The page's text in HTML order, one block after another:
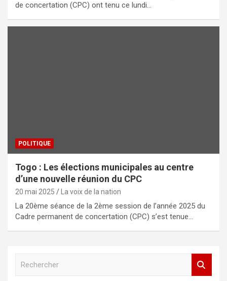
de concertation (CPC) ont tenu ce lundi…
POLITIQUE
Togo : Les élections municipales au centre
d’une nouvelle réunion du CPC
20 mai 2025 La voix de la nation
La 20ème séance de la 2ème session de l’année 2025 du
Cadre permanent de concertation (CPC) s’est tenue…